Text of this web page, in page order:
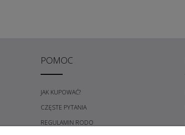
POMOC
JAK KUPOWAĆ?
CZĘSTE PYTANIA
REGULAMIN RODO